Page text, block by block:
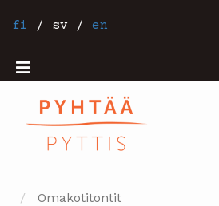
tillfi / sv / en
Mobiilivalikko
Omakotitontit